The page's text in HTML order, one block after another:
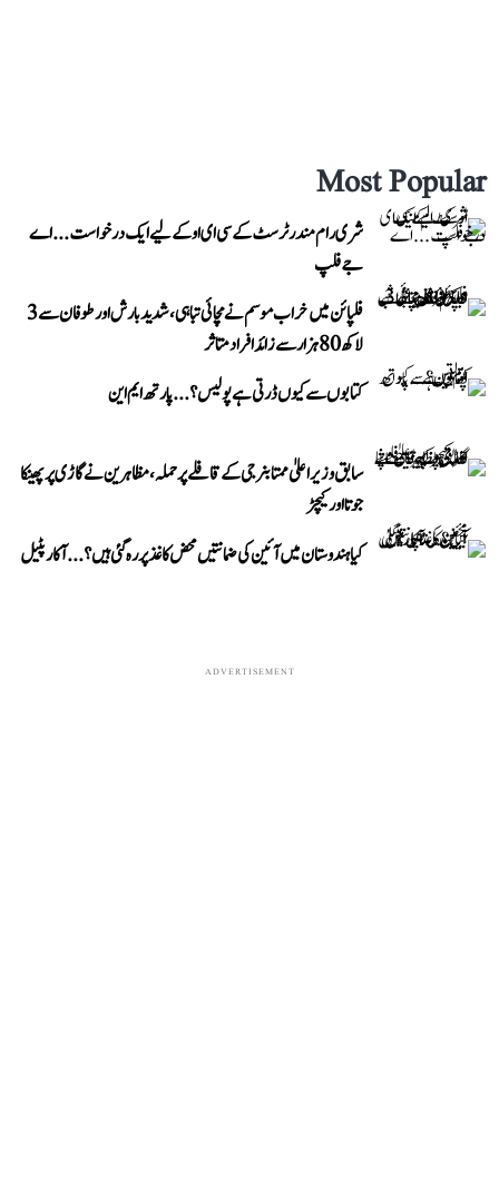
Most Popular
شری رام مندر ٹرسٹ کے سی ای او کے لیے ایک درخواست...اے
جے فلپ
فلپائن میں خراب موسم نے مچائی تباہی، شدید بارش اور طوفان سے 3
لاکھ 80 ہزار سے زائد افراد متاثر
کتابوں سے کیوں ڈرتی ہے پولیس؟...پارتھ ایم این
سابق وزیر اعلیٰ ممتا بنرجی کے قافلے پر حملہ، مظاہرین نے گاڑی پر پھینکا
جوتا اور کیچڑ
کیا ہندوستان میں آئین کی ضمانتیں محض کاغذ پر رہ گئی ہیں؟...آکار پٹیل
ADVERTISEMENT